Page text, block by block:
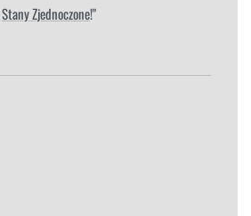
Stany Zjednoczone!"